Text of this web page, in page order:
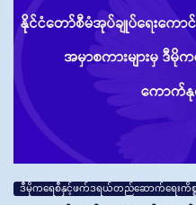
ဒီမိုကရေစီနှင့်ဖက်ဒရယ်တည်ဆောက်‌ရေးကိစ္စရ